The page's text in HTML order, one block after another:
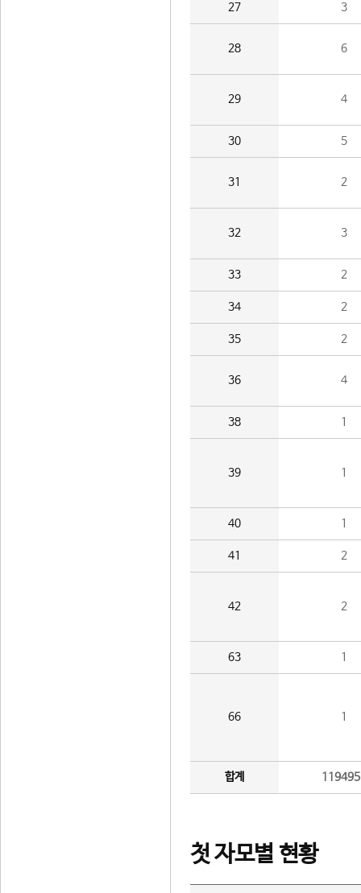
27 3
28 6
29 4
30 5
31 2
32 3
33 2
34 2
35 2
36 4
38 1
39 1
40 1
41 2
42 2
63 1
66 1
합계
첫 자모별 현황